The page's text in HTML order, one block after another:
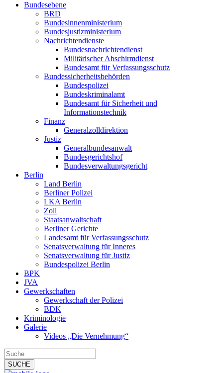
Bundesebene
BRD
Bundesinnenministerium
Bundesjustizministerium
Nachrichtendienste
Bundesnachrichtendienst
Militärischer Abschirmdienst
Bundesamt für Verfassungsschutz
Bundessicherheitsbehörden
Bundespolizei
Bundeskriminalamt
Bundesamt für Sicherheit und
Informationstechnik
Finanz
Generalzolldirektion
Justiz
Generalbundesanwalt
Bundesgerichtshof
Bundesverwaltungsgericht
Berlin
Land Berlin
Berliner Polizei
LKA Berlin
Zoll
Staatsanwaltschaft
Berliner Gerichte
Landesamt für Verfassungsschutz
Senatsverwaltung für Inneres
Senatsverwaltung für Justiz
Bundespolizei Berlin
BPK
JVA
Gewerkschaften
Gewerkschaft der Polizei
BDK
Kriminologie
Galerie
Videos „Die Vernehmung“